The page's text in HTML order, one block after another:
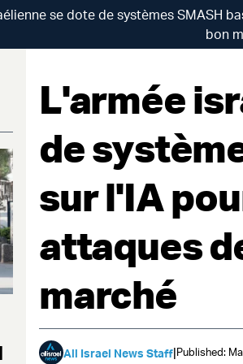
se dote de systèmes SMASH
bon
L'armée
de
sur l'IA
attaques
marché
All Israel News Staff|Published: